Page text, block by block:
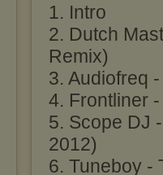
1. Intro
2. Dutch
Remix)
3. Audiofreq
4. Frontliner
5. Scope DJ
2012)
6. Tuneboy -